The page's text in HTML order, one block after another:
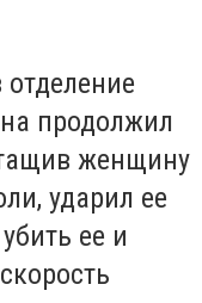
отделение
продолжил
женщину
ударил ее
ее и